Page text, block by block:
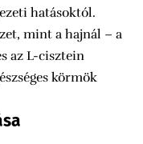
hatásoktól.
mint a hajnál – a
az L-cisztein
körmök